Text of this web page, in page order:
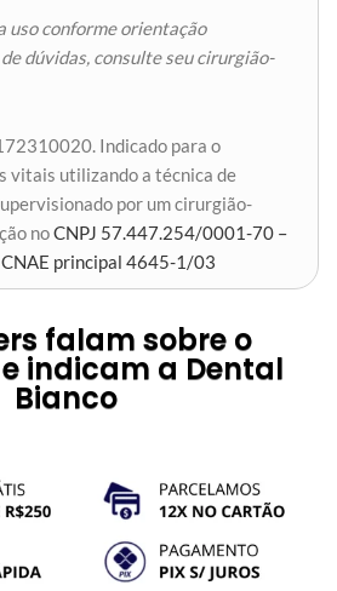
uso conforme orientação
dúvidas, consulte seu cirurgião-
Indicado para o
vitais utilizando a técnica de
por um cirurgião-
noCNPJ 57.447.254/0001-70 –
principal 4645-1/03
falam sobre o
indicam a Dental
Bianco